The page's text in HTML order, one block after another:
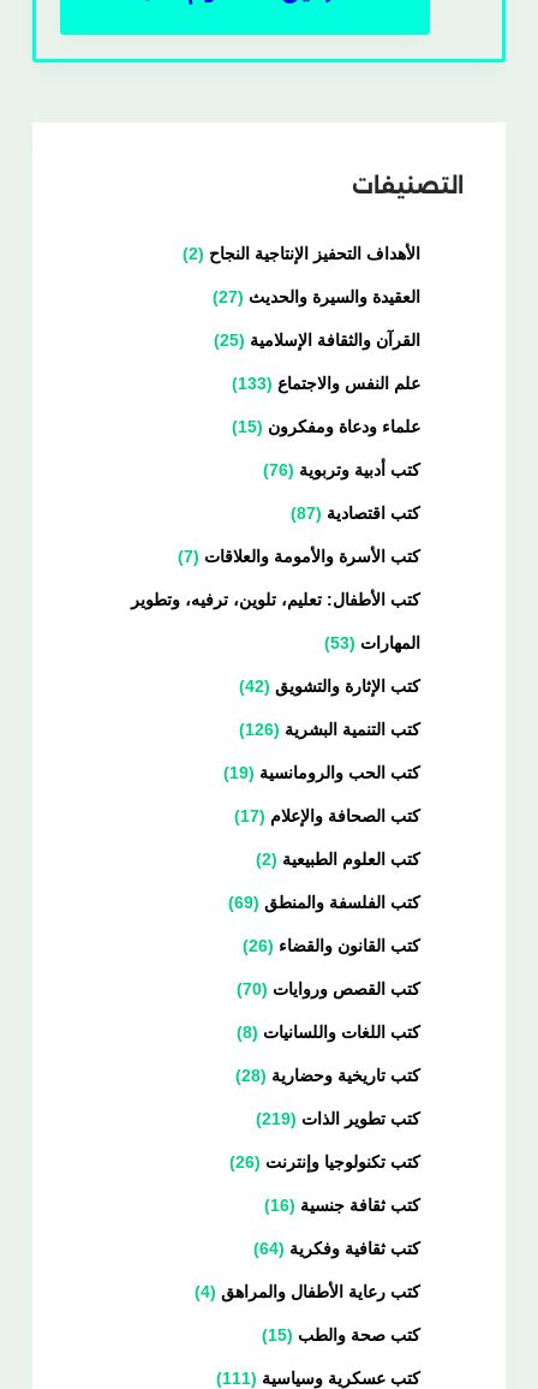
التصنيفات
الأهداف التحفيز الإنتاجية النجاح 2
العقيدة والسيرة والحديث 27
القرآن والثقافة الإسلامية 25
علم النفس والاجتماع 133
علماء ودعاة ومفكرون 15
كتب أدبية وتربوية 76
كتب اقتصادية 87
كتب الأسرة والأمومة والعلاقات 7
كتب الأطفال: تعليم، تلوين، ترفيه، وتطوير
المهارات 53
كتب الإثارة والتشويق 42
كتب التنمية البشرية 126
كتب الحب والرومانسية 19
كتب الصحافة والإعلام 17
كتب العلوم الطبيعية 2
كتب الفلسفة والمنطق 69
كتب القانون والقضاء 26
كتب القصص وروايات 70
كتب اللغات واللسانيات 8
كتب تاريخية وحضارية 28
كتب تطوير الذات 219
كتب تكنولوجيا وإنترنت 26
كتب ثقافة جنسية 16
كتب ثقافية وفكرية 64
كتب رعاية الأطفال والمراهق 4
كتب صحة والطب 15
كتب عسكرية وسياسية 111